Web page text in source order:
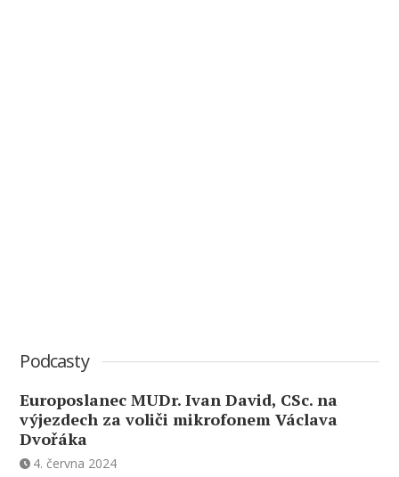
Podcasty
Europoslanec MUDr. Ivan David, CSc. na
výjezdech za voliči mikrofonem Václava
Dvořáka
4. června 2024